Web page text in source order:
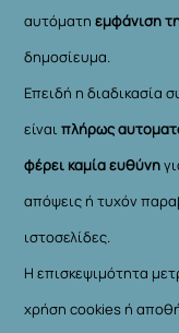
αυτόματηεμφάνιση
δημοσίευμα.
Επειδή η διαδικασία
είναιπλήρως
φέρει καμία ευθύνη
απόψεις ή τυχόν
ιστοσελίδες.
Η επισκεψιμότητα
χρήση cookies ή